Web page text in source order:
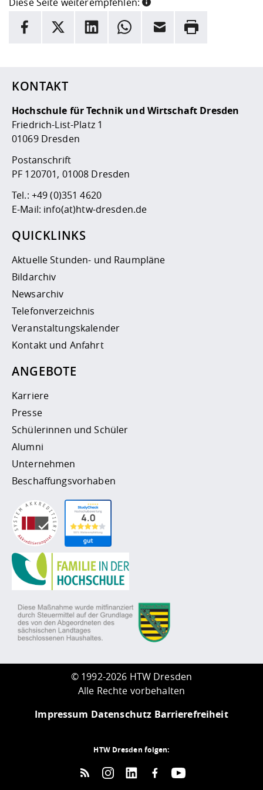
INFORMATION
Facebook
X LinkedInWhatsappE-Mail Drucken
KONTAKT
Hochschule für Technik und Wirtschaft Dresden
Friedrich-List-Platz 1
01069 Dresden
Postanschrift
PF 120701, 01008 Dresden
Tel.: +49 (0)351 4620
E-Mail: info(at)htw-dresden.de
QUICKLINKS
Aktuelle Stunden- und Raumpläne
Bildarchiv
Newsarchiv
Telefonverzeichnis
Veranstaltungskalender
Kontakt und Anfahrt
ANGEBOTE
Karriere
Presse
Schülerinnen und Schüler
Alumni
Unternehmen
Beschaffungsvorhaben
© 1992-2026 HTW Dresden
Alle Rechte vorbehalten
Impressum Datenschutz Barrierefreiheit
HTW Dresden folgen: